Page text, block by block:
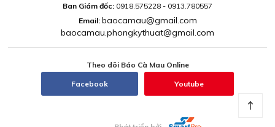
Ban Giám đốc: 0918.575228 - 0913.780557
Email: baocamau@gmail.com
baocamau.phongkythuat@gmail.com
Theo dõi Báo Cà Mau Online
Facebook Youtube